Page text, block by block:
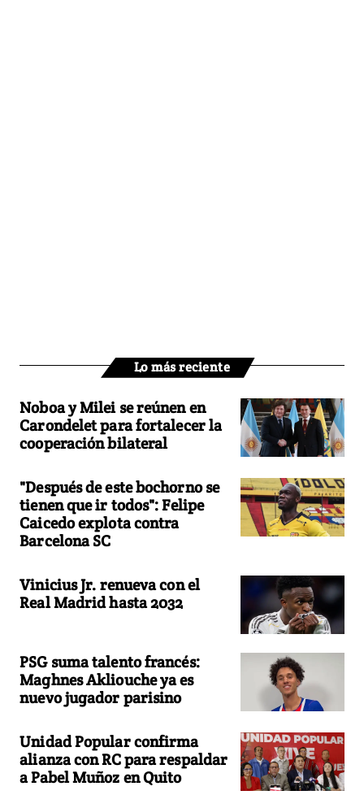
Lo más reciente
Noboa y Milei se reúnen en
Carondelet para fortalecer la
cooperación bilateral
"Después de este bochorno se
tienen que ir todos": Felipe
Caicedo explota contra
Barcelona SC
Vinicius Jr. renueva con el
Real Madrid hasta 2032
PSG suma talento francés:
Maghnes Akliouche ya es
nuevo jugador parisino
Unidad Popular confirma
alianza con RC para respaldar
a Pabel Muñoz en Quito